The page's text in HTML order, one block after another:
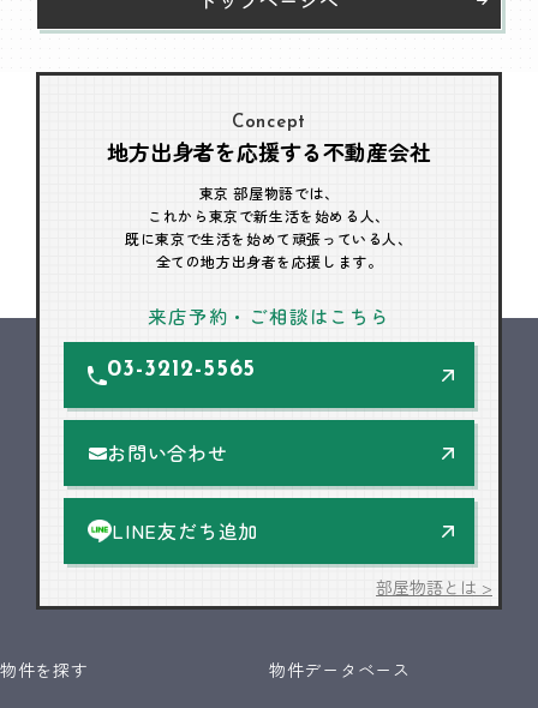
Concept
地方出身者を応援する不動産会社
東京 部屋物語では、
これから東京で新生活を始める人、
既に東京で生活を始めて頑張っている人、
全ての地方出身者を応援します。
来店予約・ご相談はこちら
03-3212-5565
お問い合わせ
LINE友だち追加
部屋物語とは >
物件を探す 物件データベース